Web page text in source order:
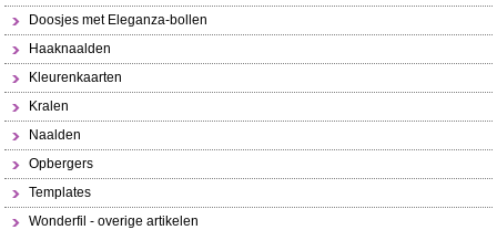
Doosjes met Eleganza-bollen
Haaknaalden
Kleurenkaarten
Kralen
Naalden
Opbergers
Templates
Wonderfil - overige artikelen